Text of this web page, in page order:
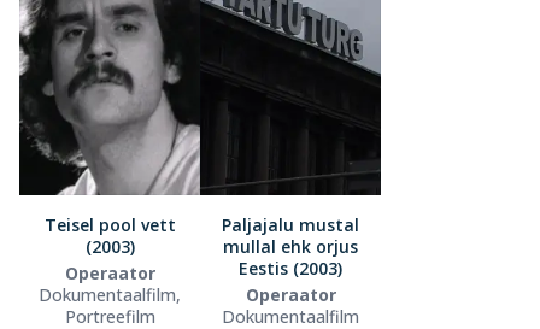
Teisel pool vett
(2003)
Operaator
Dokumentaalfilm,
Portreefilm
Paljajalu mustal
mullal ehk orjus
Eestis (2003)
Operaator
Dokumentaalfilm